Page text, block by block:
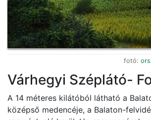
fotó:
Várhegyi Széplátó-
A 14 méteres kilátóból látható a
középső medencéje, a Balaton-